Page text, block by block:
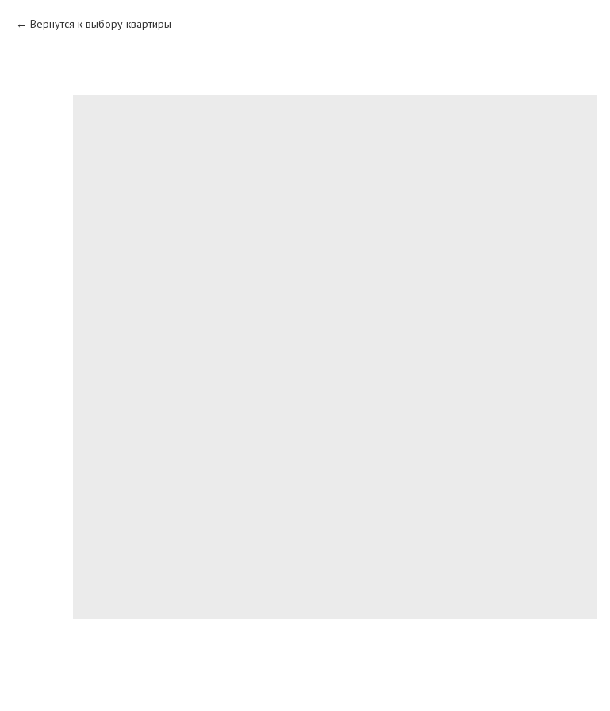
Вернутся к выбору квартиры